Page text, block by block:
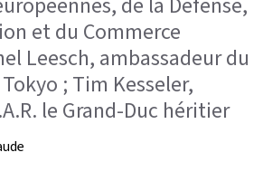
et du Commerce
Leesch, ambassadeur du
; Tim Kesseler,
le Grand-Duc héritier